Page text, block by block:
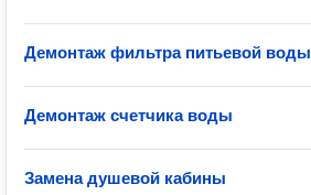
Демонтаж фильтра питьевой воды
Демонтаж счетчика воды
Замена душевой кабины